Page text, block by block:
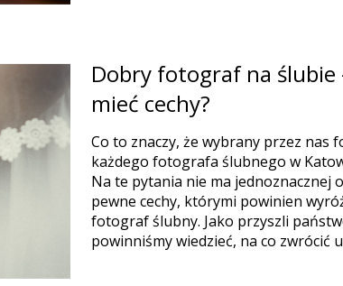
Dobry fotograf na ślubie
mieć cechy?
Co to znaczy, że wybrany przez nas
każdego fotografa ślubnego w
Na te pytania nie ma jednoznacznej
pewne cechy, którymi powinien
fotograf ślubny. Jako przyszli
powinniśmy wiedzieć, na co zwrócić